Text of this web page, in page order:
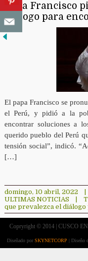
Papa Francisco
diálogo para
El papa Francisco se
el Perú, y pidió a la
encontrar soluciones a
querido pueblo del Perú
tensión social”, indicó.
[…]
domingo, 10 abril, 2022
ULTIMAS NOTICIAS
que prevalezca el
Copryright © 2014 | CUSCO
Diseñado por SKYNETCORP | Diseño